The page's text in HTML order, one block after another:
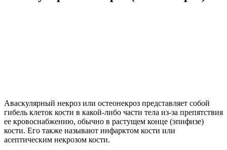
Аваскулярный некроз или остеонекроз представляет собой
гибель клеток кости в какой-либо части тела из-за препятствия
ее кровоснабжению, обычно в растущем конце (эпифизе)
кости. Его также называют инфарктом кости или
асептическим некрозом кости.